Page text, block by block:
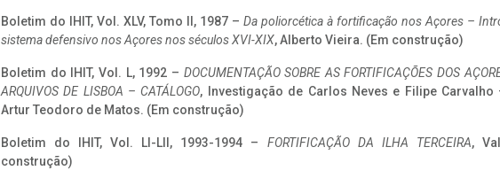
Boletim do IHIT, Vol. XLV, Tomo II, 1987 – Da poliorcética à fortificação nos Açores –
sistema defensivo nos Açores nos séculos XVI-XIX, Alberto Vieira. (Em construção)
Boletim do IHIT, Vol. L, 1992 – DOCUMENTAÇÃO SOBRE AS FORTIFICAÇÕES DOS
ARQUIVOS DE LISBOA – CATÁLOGO, Investigação de Carlos Neves e Filipe
Artur Teodoro de Matos. (Em construção)
Boletim do IHIT, Vol. LI-LII, 1993-1994 – FORTIFICAÇÃO DA ILHA TERCEIRA,
construção)